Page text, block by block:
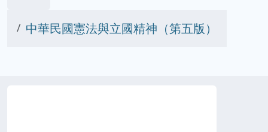
中華民國憲法與立國精神（第五版）